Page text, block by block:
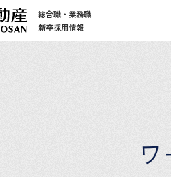
総合職・業務職
新卒採用情報